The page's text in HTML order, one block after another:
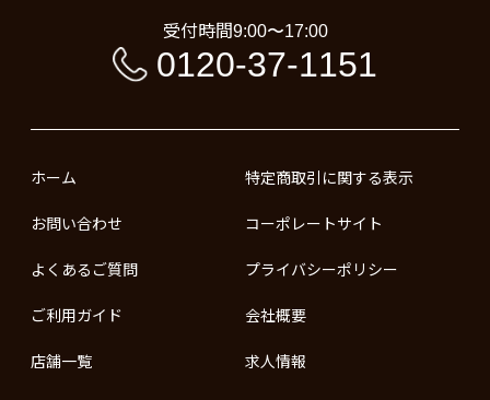
受付時間9:00〜17:00
0120-37-1151
ホーム
お問い合わせ
よくあるご質問
ご利用ガイド
店舗一覧
特定商取引に関する表示
コーポレートサイト
プライバシーポリシー
会社概要
求人情報